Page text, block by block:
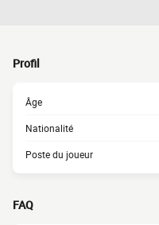
Profil
Âge
Nationalité
Poste du joueur
FAQ